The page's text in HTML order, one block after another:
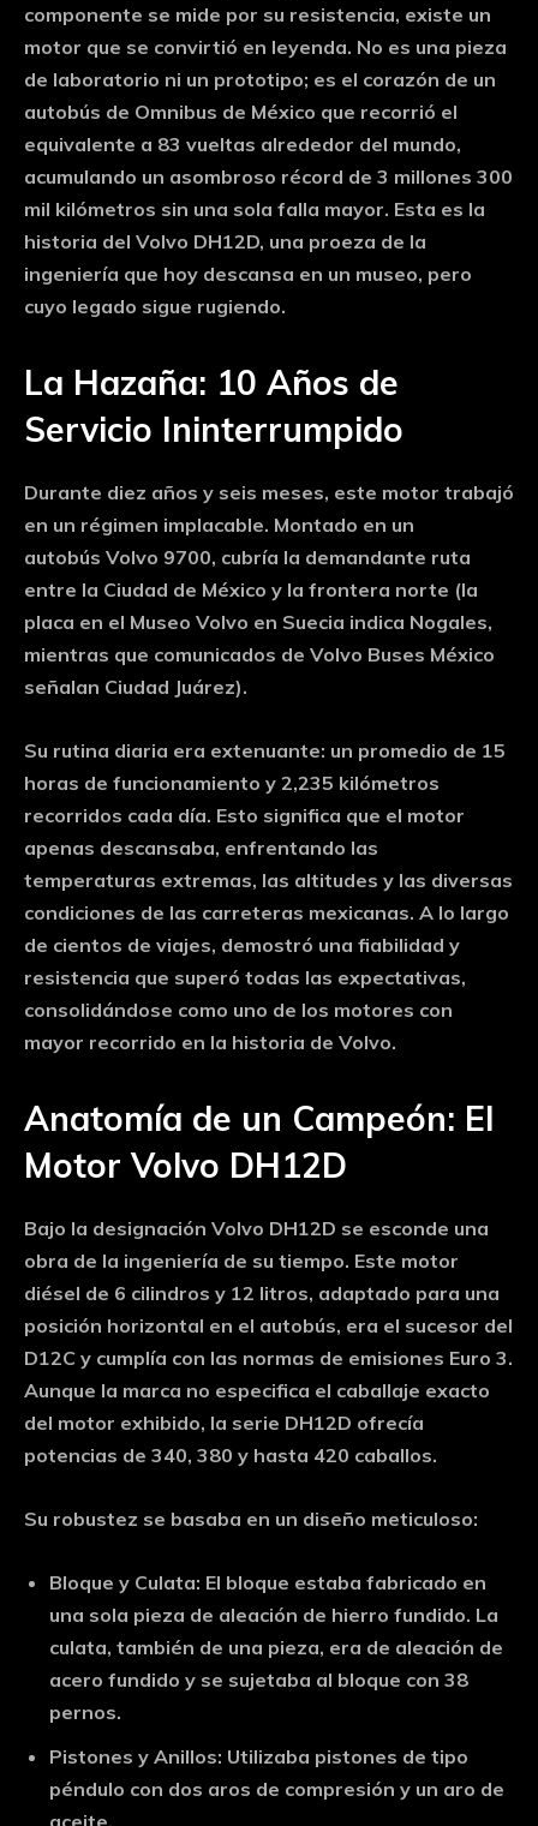
componente se mide por su resistencia, existe un
motor que se convirtió en leyenda. No es una pieza
de laboratorio ni un prototipo; es el corazón de un
autobús de Omnibus de México que recorrió el
equivalente a 83 vueltas alrededor del mundo,
acumulando un asombroso récord de 3 millones 300
mil kilómetros sin una sola falla mayor. Esta es la
historia del Volvo DH12D, una proeza de la
ingeniería que hoy descansa en un museo, pero
cuyo legado sigue rugiendo.
La Hazaña: 10 Años de
Servicio Ininterrumpido
Durante diez años y seis meses, este motor trabajó
en un régimen implacable. Montado en un
autobús Volvo 9700, cubría la demandante ruta
entre la Ciudad de México y la frontera norte (la
placa en el Museo Volvo en Suecia indica Nogales,
mientras que comunicados de Volvo Buses México
señalan Ciudad Juárez).
Su rutina diaria era extenuante: un promedio de 15
horas de funcionamiento y 2,235 kilómetros
recorridos cada día. Esto significa que el motor
apenas descansaba, enfrentando las
temperaturas extremas, las altitudes y las diversas
condiciones de las carreteras mexicanas. A lo largo
de cientos de viajes, demostró una fiabilidad y
resistencia que superó todas las expectativas,
consolidándose como uno de los motores con
mayor recorrido en la historia de Volvo.
Anatomía de un Campeón: El
Motor Volvo DH12D
Bajo la designación Volvo DH12D se esconde una
obra de la ingeniería de su tiempo. Este motor
diésel de 6 cilindros y 12 litros, adaptado para una
posición horizontal en el autobús, era el sucesor del
D12C y cumplía con las normas de emisiones Euro 3.
Aunque la marca no especifica el caballaje exacto
del motor exhibido, la serie DH12D ofrecía
potencias de 340, 380 y hasta 420 caballos.
Su robustez se basaba en un diseño meticuloso:
Bloque y Culata: El bloque estaba fabricado en
una sola pieza de aleación de hierro fundido. La
culata, también de una pieza, era de aleación de
acero fundido y se sujetaba al bloque con 38
pernos.
Pistones y Anillos: Utilizaba pistones de tipo
péndulo con dos aros de compresión y un aro de
aceite.